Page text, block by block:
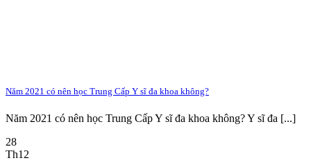
Năm 2021 có nên học Trung Cấp Y sĩ đa khoa không?
Năm 2021 có nên học Trung Cấp Y sĩ đa khoa không? Y sĩ đa [...]
28
Th12